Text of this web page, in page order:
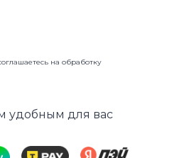
наобработку
удобным для вас